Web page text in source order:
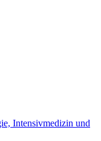
Intensivmedizin und